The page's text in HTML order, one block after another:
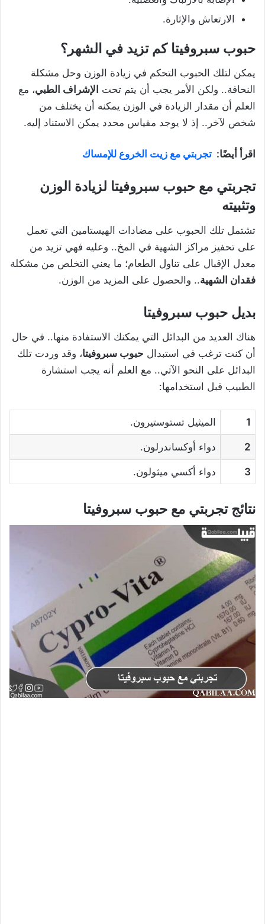
الارتعاش والإثارة.
حبوب سبروفيتا كم تزيد في الشهر؟
يمكن لتلك الحبوب التحكم في زيادة الوزن وحل مشكلة
النحافة.. ولكن الأمر يجب أن يتم تحت الإشراف الطبي، مع
العلم أن مقدار الزيادة في الوزن يمكنه أن يختلف من
شخص لآخر.. إذ لا يوجد مقياس محدد يمكن الاستناد إليه.
اقرأ أيضًا: تجربتي مع زيت الخروع للإمساك
تجربتي مع حبوب سبروفيتا لزيادة الوزن
وتثبيته
تشتمل تلك الحبوب على مضادات الهيستامين التي تعمل
على تحفيز مراكز الشهية في المخ.. وعليه فهي تزيد من
معدل الإقبال على تناول الطعام؛ ما يعني التخلص من مشكلة
فقدان الشهية.. والحصول على المزيد من الوزن.
بديل حبوب سبروفيتا
هناك العديد من البدائل التي يمكنك الاستفادة منها.. في حال
أن كنت ترغب في استبدال حبوب سبروفيتا، وقد وردت تلك
البدائل على النحو الآتي.. مع العلم أنه يجب استشارة
الطبيب قبل استخدامها:
1 الميثيل تستوستيرون.
2 دواء أوكساندرلون.
3 دواء أكسي ميثولون.
نتائج تجربتي مع حبوب سبروفيتا